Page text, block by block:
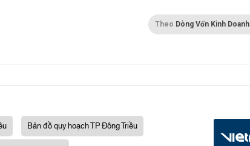
Theo Dòng Vốn Kinh Doanh
Bản đồ quy hoạch TP Đông Triều